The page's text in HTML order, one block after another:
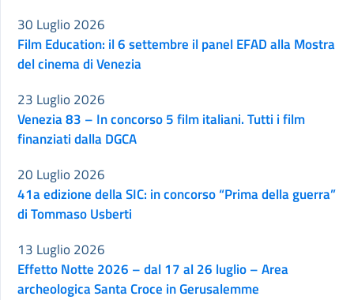
Film Education: il 6 settembre il panel EFAD alla Mostra
del cinema di Venezia
30 Luglio 2026
Venezia 83 – In concorso 5 film italiani. Tutti i film
finanziati dalla DGCA
23 Luglio 2026
41a edizione della SIC: in concorso “Prima della guerra”
di Tommaso Usberti
20 Luglio 2026
Effetto Notte 2026 – dal 17 al 26 luglio – Area
archeologica Santa Croce in Gerusalemme
13 Luglio 2026